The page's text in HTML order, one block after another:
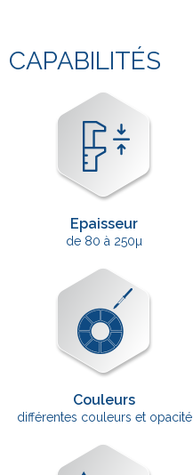
CAPABILITÉS
Epaisseur
de 80 à 250µ
Couleurs
différentes couleurs et opacité